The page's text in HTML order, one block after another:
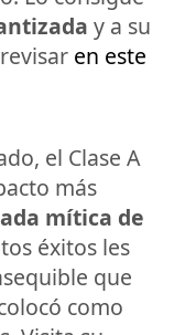
y a su
en este
el Clase A
más
mítica de
éxitos les
que
como